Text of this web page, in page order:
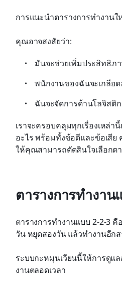
การแนะนำตารางการทำงาน
คุณอาจสงสัยว่า:
มันจะช่วยเพิ่มประสิทธิภ
พนักงานของฉันจะเกลีย
ฉันจะจัดการด้านโลจิสติก
เราจะครอบคลุมทุกเรื่องเหล่
อะไร พร้อมทั้งข้อดีและข้อเสีย
ให้คุณสามารถตัดสินใจเลือกต
ตารางการทำงาน
ตารางการทำงานแบบ 2-2-3
วัน หยุดสองวัน แล้วทำงานอีก
ระบบกะหมุนเวียนนี้ให้การดูแ
งานตลอดเวลา